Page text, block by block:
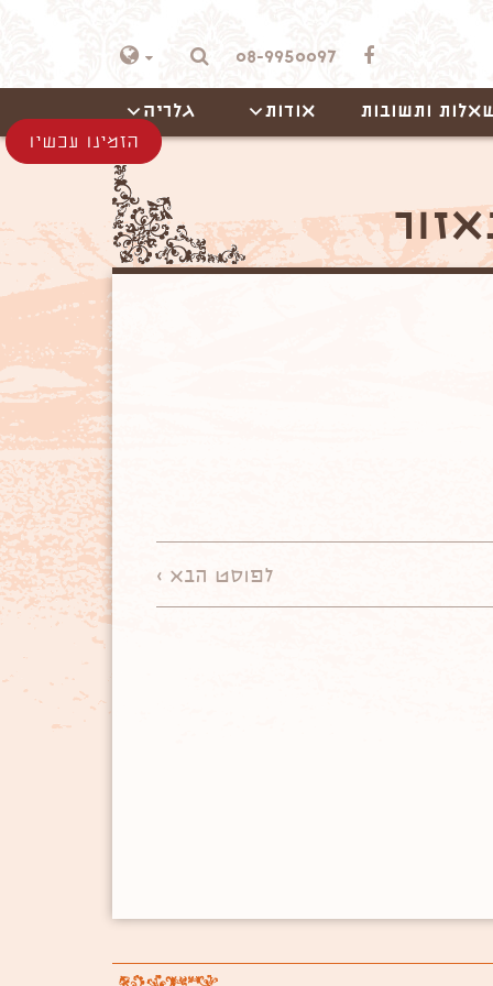
08-9950097
ותשובות אודות גלריה
לפוסט הבא >
הזמינו עכשיו